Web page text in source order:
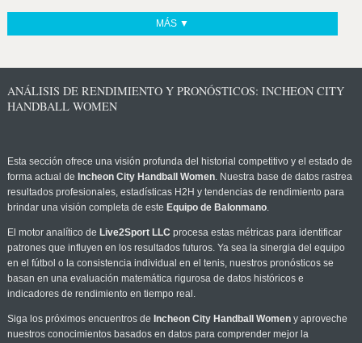
MÁS ▼
ANÁLISIS DE RENDIMIENTO Y PRONÓSTICOS: INCHEON CITY
HANDBALL WOMEN
Esta sección ofrece una visión profunda del historial competitivo y el estado de
forma actual de Incheon City Handball Women. Nuestra base de datos rastrea
resultados profesionales, estadísticas H2H y tendencias de rendimiento para
brindar una visión completa de este Equipo de Balonmano.
El motor analítico de Live2Sport LLC procesa estas métricas para identificar
patrones que influyen en los resultados futuros. Ya sea la sinergia del equipo
en el fútbol o la consistencia individual en el tenis, nuestros pronósticos se
basan en una evaluación matemática rigurosa de datos históricos e
indicadores de rendimiento en tiempo real.
Siga los próximos encuentros de Incheon City Handball Womeny aproveche
nuestros conocimientos basados en datos para comprender mejor la